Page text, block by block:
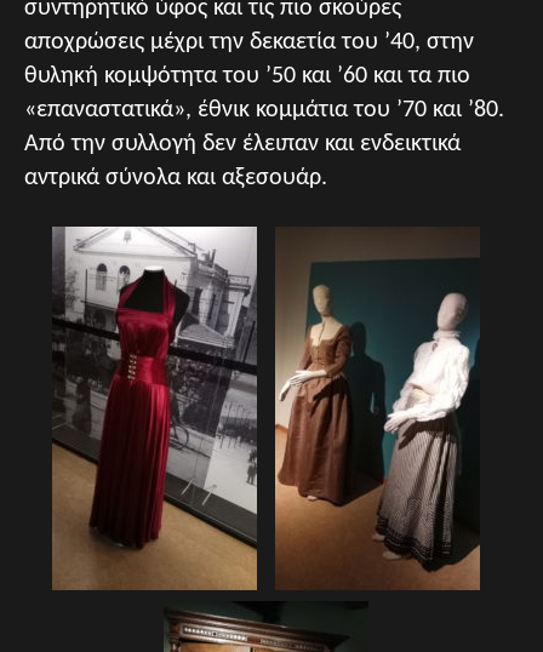
συντηρητικό ύφος και τις πιο σκούρες
αποχρώσεις μέχρι την δεκαετία του ’40, στην
θυληκή κομψότητα του ’50 και ’60 και τα πιο
«επαναστατικά», έθνικ κομμάτια του ’70 και ’80.
Από την συλλογή δεν έλειπαν και ενδεικτικά
αντρικά σύνολα και αξεσουάρ.